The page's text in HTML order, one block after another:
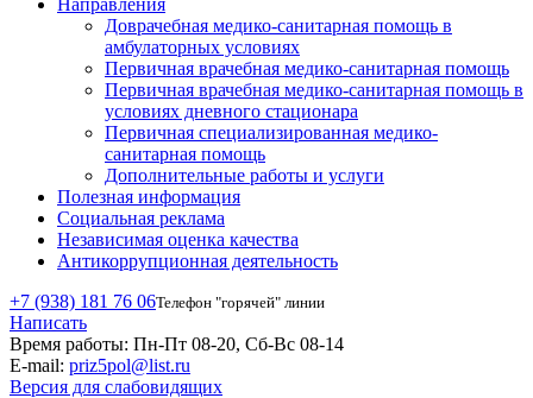
Направления
Доврачебная медико-санитарная помощь в
амбулаторных условиях
Первичная врачебная медико-санитарная помощь
Первичная врачебная медико-санитарная помощь в
условиях дневного стационара
Первичная специализированная медико-
санитарная помощь
Дополнительные работы и услуги
Полезная информация
Социальная реклама
Независимая оценка качества
Антикоррупционная деятельность
+7 (938) 181 76 06Телефон "горячей" линии
Написать
Время работы: Пн-Пт 08-20, Сб-Вс 08-14
E-mail: priz5pol@list.ru
Версия для слабовидящих